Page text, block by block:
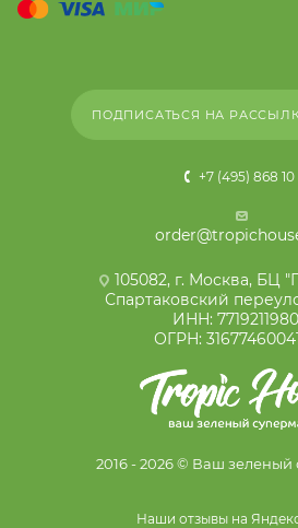
ПОДПИСАТЬСЯ НА
+7 (495) 868
105082, г. Москва, БЦ
Спартаковский
ИНН:
ОГРН:
2016 - 2026 © Ваш зеленый
Наши отзывы на